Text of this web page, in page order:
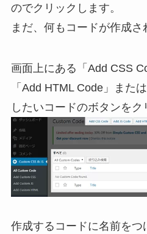
のでクリックします。
まだ、何もコードが作成さ
画面上にある「Add CSS
「Add HTML Code」また
したいコードのボタンをク
作成するコードに名前をつ